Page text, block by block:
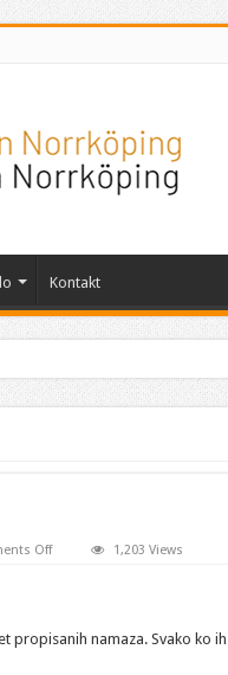
Kontakt
Offon
1,203 Views
propisanih namaza. Svako ko ih